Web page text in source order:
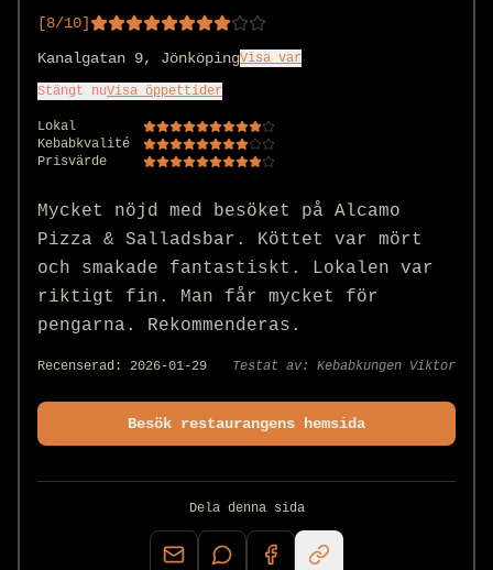
[8/10]
Kanalgatan 9, JönköpingVisa var
Stängt nuVisa öppettider
Lokal
Kebabkvalité
Prisvärde
Mycket nöjd med besöket på Alcamo
Pizza & Salladsbar. Köttet var mört
och smakade fantastiskt. Lokalen var
riktigt fin. Man får mycket för
pengarna. Rekommenderas.
Recenserad: 2026-01-29 Testat av: Kebabkungen Viktor
Besök restaurangens hemsida
Dela denna sida